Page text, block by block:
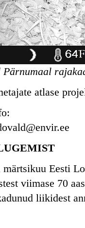
Pärnumaal
atlase
märtsikuu Eesti
viimase 70
liikidest